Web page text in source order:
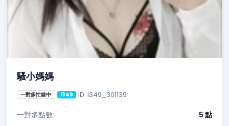
騷小媽媽
一對多忙線中 i349 ID: i349_301139
一對多點數 5 點